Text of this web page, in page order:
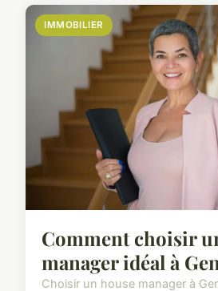
IMMOBILIER
Comment choisir
manager idéal à
Choisir un house manager à